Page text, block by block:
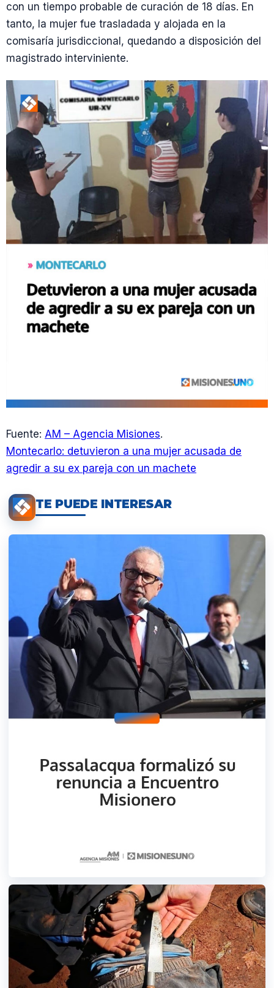
con un tiempo probable de curación de 18 días. En
tanto, la mujer fue trasladada y alojada en la
comisaría jurisdiccional, quedando a disposición del
magistrado interviniente.
Fuente: AM – Agencia Misiones.
Montecarlo: detuvieron a una mujer acusada de
agredir a su ex pareja con un machete
TE PUEDE INTERESAR